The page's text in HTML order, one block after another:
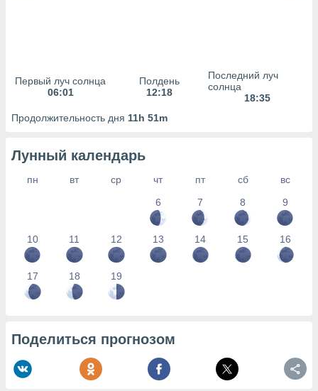
наших 1199
Первый луч солнца
06:01
Полдень
12:18
Последний луч
солнца
18:35
Продолжительность дня 11h 51m
Лунный календарь
пн вт ср чт пт сб
вс
6
7 8 9
10 11 12 13 14 15 16
17 18 19
Поделиться прогнозом